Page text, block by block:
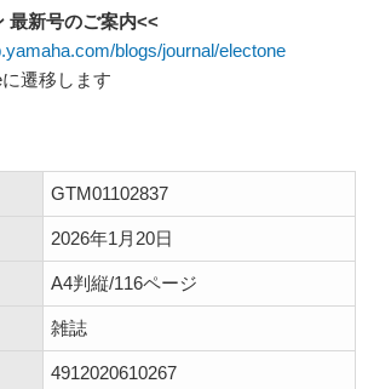
最新号のご案内<<
blogs/journal/electone
遷移します
GTM01102837
2026年1月20日
A4判縦/116ページ
雑誌
4912020610267